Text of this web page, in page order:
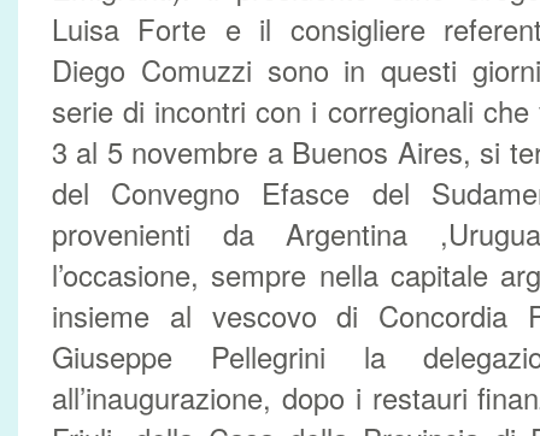
Luisa Forte e il consigliere
Diego Comuzzi sono in questi
serie di incontri con i corregionali
3 al 5 novembre a Buenos Aires, si
del Convegno Efasce del
provenienti da Argentina
l’occasione, sempre nella capitale
insieme al vescovo di Concordia
Giuseppe Pellegrini la
all’inaugurazione, dopo i restauri